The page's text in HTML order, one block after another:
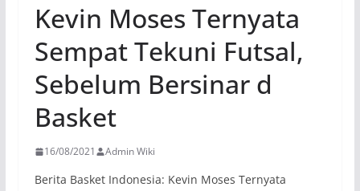
Kevin Moses Ternyata
Sempat Tekuni Futsal,
Sebelum Bersinar d
Basket
16/08/2021 Admin Wiki
Berita Basket Indonesia: Kevin Moses Ternyata